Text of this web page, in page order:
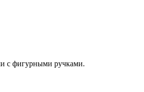
с фигурными ручками.